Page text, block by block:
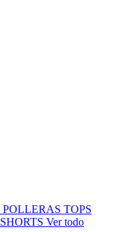
POLLERAS TOPS
SHORTS Ver todo